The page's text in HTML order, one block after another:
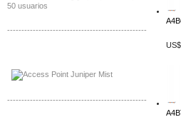
-------------------------------------------------
-------------------------------------------------